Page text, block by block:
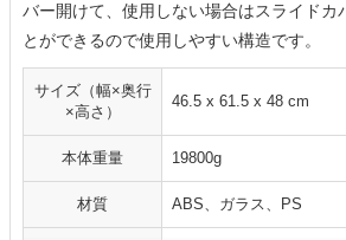
バー開けて、使用しない場合はスライドカ
とができるので使用しやすい構造です。
サイズ（幅×奥行
×高さ）
46.5 x 61.5 x 48 cm
本体重量 19800g
材質 ABS、ガラス、PS